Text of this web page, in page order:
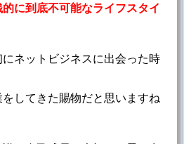
に到底不可能なライフスタイ
ネットビジネスに出会った時
してきた賜物だと思いますね